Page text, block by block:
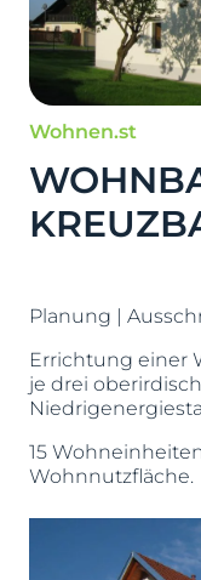
Wohnen.st
Planung |
Errichtung einer
je drei
15
Wohnnutzfläche.